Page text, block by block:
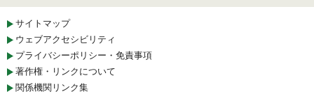
サイトマップ
ウェブアクセシビリティ
プライバシーポリシー・免責事項
著作権・リンクについて
関係機関リンク集